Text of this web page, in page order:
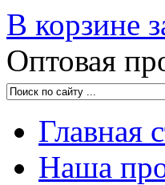
В корзине
Оптовая
Главная
Наша